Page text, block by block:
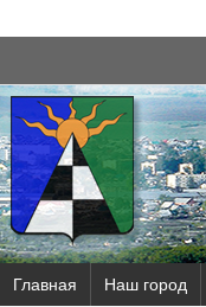
Главная Наш город